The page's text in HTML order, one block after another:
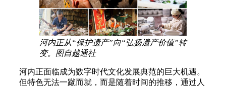
河内正从“保护遗产”向“弘扬遗产价值”转
变。图自越通社
河内正面临成为数字时代文化发展典范的巨大机遇。
但特色无法一蹴而就，而是随着时间的推移，通过人